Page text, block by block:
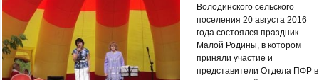
Володинского сельского
поселения 20 августа 2016
года состоялся праздник
Малой Родины, в котором
приняли участие и
представители Отдела ПФР в